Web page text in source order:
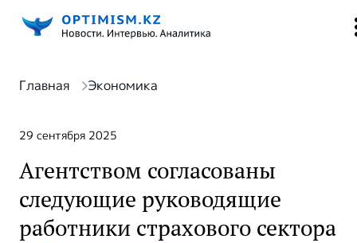
Главная Экономика
29 сентября 2025
Агентством согласованы
следующие руководящие
работники страхового сектора